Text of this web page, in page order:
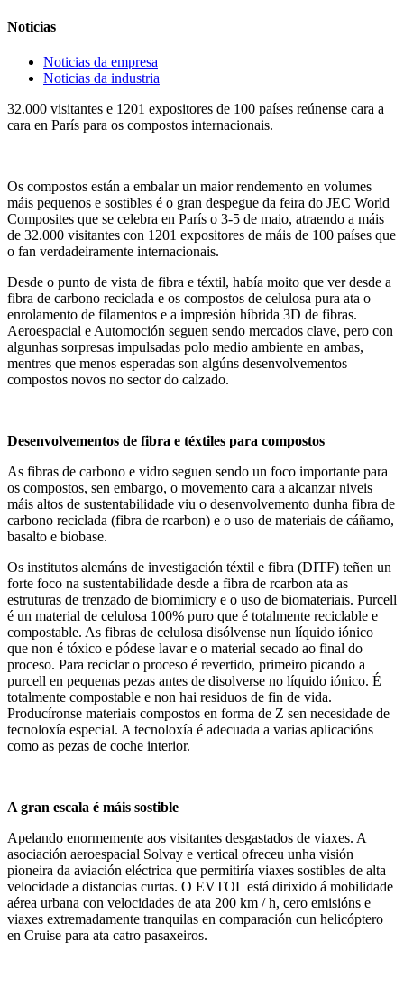
Noticias
Noticias da empresa
Noticias da industria
32.000 visitantes e 1201 expositores de 100 países reúnense cara a
cara en París para os compostos internacionais.
Os compostos están a embalar un maior rendemento en volumes
máis pequenos e sostibles é o gran despegue da feira do JEC World
Composites que se celebra en París o 3-5 de maio, atraendo a máis
de 32.000 visitantes con 1201 expositores de máis de 100 países que
o fan verdadeiramente internacionais.
Desde o punto de vista de fibra e téxtil, había moito que ver desde a
fibra de carbono reciclada e os compostos de celulosa pura ata o
enrolamento de filamentos e a impresión híbrida 3D de fibras.
Aeroespacial e Automoción seguen sendo mercados clave, pero con
algunhas sorpresas impulsadas polo medio ambiente en ambas,
mentres que menos esperadas son algúns desenvolvementos
compostos novos no sector do calzado.
Desenvolvementos de fibra e téxtiles para compostos
As fibras de carbono e vidro seguen sendo un foco importante para
os compostos, sen embargo, o movemento cara a alcanzar niveis
máis altos de sustentabilidade viu o desenvolvemento dunha fibra de
carbono reciclada (fibra de rcarbon) e o uso de materiais de cáñamo,
basalto e biobase.
Os institutos alemáns de investigación téxtil e fibra (DITF) teñen un
forte foco na sustentabilidade desde a fibra de rcarbon ata as
estruturas de trenzado de biomimicry e o uso de biomateriais. Purcell
é un material de celulosa 100% puro que é totalmente reciclable e
compostable. As fibras de celulosa disólvense nun líquido iónico
que non é tóxico e pódese lavar e o material secado ao final do
proceso. Para reciclar o proceso é revertido, primeiro picando a
purcell en pequenas pezas antes de disolverse no líquido iónico. É
totalmente compostable e non hai residuos de fin de vida.
Producíronse materiais compostos en forma de Z sen necesidade de
tecnoloxía especial. A tecnoloxía é adecuada a varias aplicacións
como as pezas de coche interior.
A gran escala é máis sostible
Apelando enormemente aos visitantes desgastados de viaxes. A
asociación aeroespacial Solvay e vertical ofreceu unha visión
pioneira da aviación eléctrica que permitiría viaxes sostibles de alta
velocidade a distancias curtas. O EVTOL está dirixido á mobilidade
aérea urbana con velocidades de ata 200 km / h, cero emisións e
viaxes extremadamente tranquilas en comparación cun helicóptero
en Cruise para ata catro pasaxeiros.